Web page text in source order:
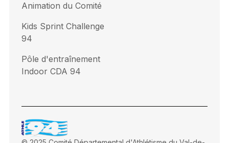
Animation du Comité
Kids Sprint Challenge
94
Pôle d'entraînement
Indoor CDA 94